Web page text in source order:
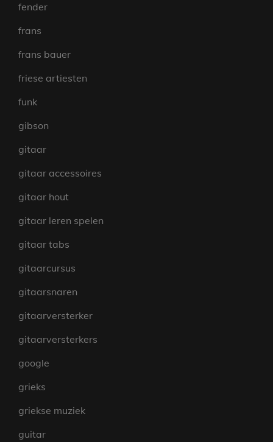
fender
frans
frans bauer
friese artiesten
funk
gibson
gitaar
gitaar accessoires
gitaar hout
gitaar leren spelen
gitaar tabs
gitaarcursus
gitaarsnaren
gitaarversterker
gitaarversterkers
google
grieks
griekse muziek
guitar